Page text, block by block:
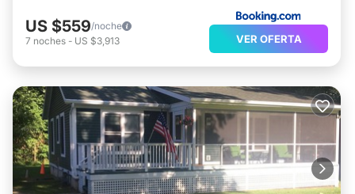
US $559/noche
7 noches - US $3,913 VER OFERTA